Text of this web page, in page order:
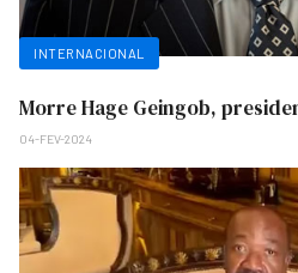
INTERNACIONAL
Morre Hage Geingob,
04-FEV-2024